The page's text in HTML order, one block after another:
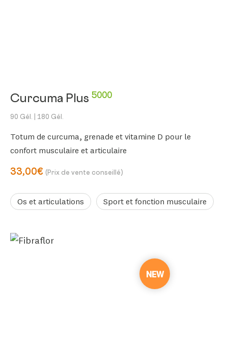
Curcuma Plus 5000
90 Gél. | 180 Gél.
Totum de curcuma, grenade et vitamine D pour le
confort musculaire et articulaire
33,00€ (Prix de vente conseillé)
Os et articulations Sport et fonction musculaire
NEW